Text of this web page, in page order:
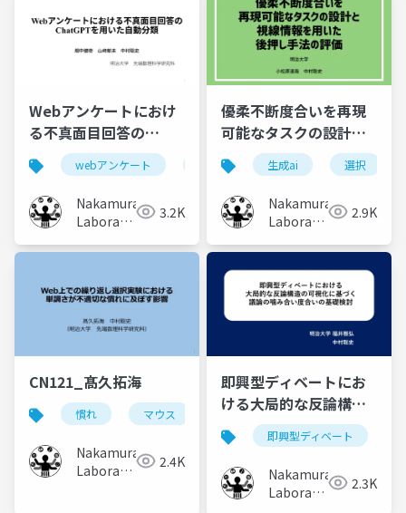
Webアンケートにおけ
る不真面目回答の
ChatGPTを用いた自動
分類
webアンケート chatgpt 不真面目
Nakamura
Laboratory
University)
3.2K
優柔不断度合いを再現
可能なタスクの設計と
視線情報を用いた後押
し手法の評価
生成ai 選択
Nakamura
Laboratory
University)
2.9K
CN121_髙久拓海
慣れ マウス 軌跡 選択
Nakamura
Laboratory
2.4K
即興型ディベートにお
ける大局的な反論構造
の可視化に基づく議論
の噛み合い度合いの基
礎検討
即興型ディベート
Nakamura
Laboratory
2.3K